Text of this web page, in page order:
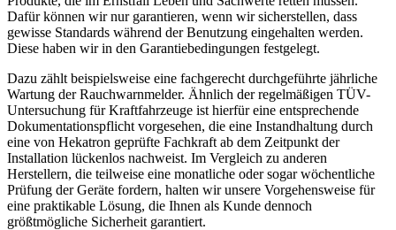
Dafür können wir nur garantieren, wenn wir sicherstellen, dass
gewisse Standards während der Benutzung eingehalten werden.
Diese haben wir in den Garantiebedingungen festgelegt.
Dazu zählt beispielsweise eine fachgerecht durchgeführte jährliche
Wartung der Rauchwarnmelder. Ähnlich der regelmäßigen TÜV-
Untersuchung für Kraftfahrzeuge ist hierfür eine entsprechende
Dokumentationspflicht vorgesehen, die eine Instandhaltung durch
eine von Hekatron geprüfte Fachkraft ab dem Zeitpunkt der
Installation lückenlos nachweist. Im Vergleich zu anderen
Herstellern, die teilweise eine monatliche oder sogar wöchentliche
Prüfung der Geräte fordern, halten wir unsere Vorgehensweise für
eine praktikable Lösung, die Ihnen als Kunde dennoch
größtmögliche Sicherheit garantiert.